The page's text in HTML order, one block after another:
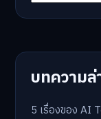
บทความล่
5 เรื่องของ AI